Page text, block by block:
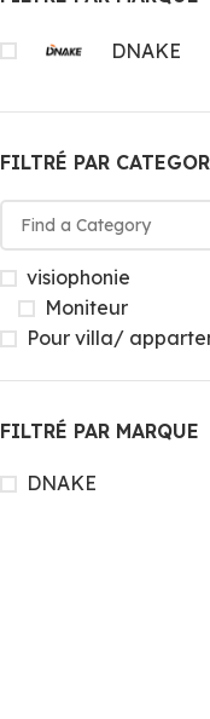
DNAKE
FILTRÉ PAR
visiophonie
Moniteur
Pour villa/
FILTRÉ PAR MARQUE
DNAKE